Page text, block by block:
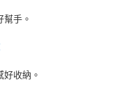
護人之同意方可使用
情形，本公司將視審查結果
幫手。
收納。